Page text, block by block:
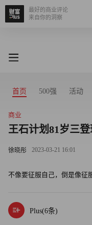
最好的商业评论
来自你的洞察
首页 500强 活动
商业
王石计划81岁三
徐晓彤 2023-03-21 16:01
不像要征服自己，倒是像征
Plus(6条)